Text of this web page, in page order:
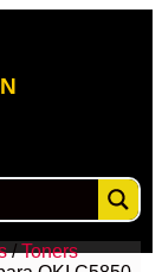
/Toners